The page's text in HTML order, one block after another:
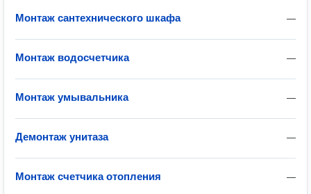
—
Монтаж сантехнического шкафа
—
Монтаж водосчетчика
—
Монтаж умывальника
—
Демонтаж унитаза
—
Монтаж счетчика отопления